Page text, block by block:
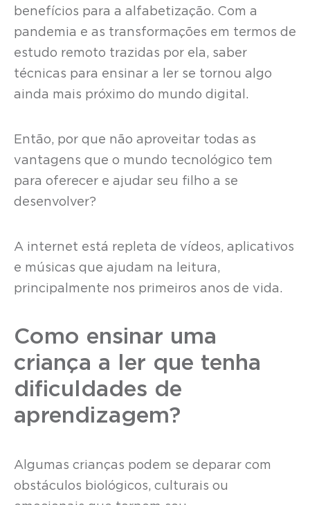
benefícios para a alfabetização. Com a
pandemia e as transformações em termos de
estudo remoto trazidas por ela, saber
técnicas para ensinar a ler se tornou algo
ainda mais próximo do mundo digital.
Então, por que não aproveitar todas as
vantagens que o mundo tecnológico tem
para oferecer e ajudar seu filho a se
desenvolver?
A internet está repleta de vídeos, aplicativos
e músicas que ajudam na leitura,
principalmente nos primeiros anos de vida.
Como ensinar uma
criança a ler que tenha
dificuldades de
aprendizagem?
Algumas crianças podem se deparar com
obstáculos biológicos, culturais ou